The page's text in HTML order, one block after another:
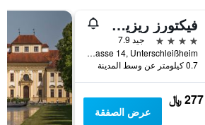
فيكتورز ريزيدنز- فندق ميونيخ
4 نجوم
جيد 7.9
Keplerstrasse 14, Unterschleißheim, بافاريا, ألمانيا
0.7 كيلومتر عن وسط المدينة
277 ﷼
عرض الصفقة